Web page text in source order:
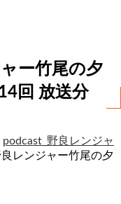
ー竹尾の夕
回 放送分
podcast_野良レンジャ
レンジャー竹尾の夕